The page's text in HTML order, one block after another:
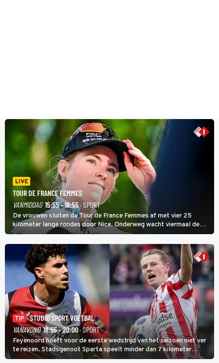
LIVE
TOUR DE FRANCE FEMMES
VANMIDDAG 15:55 - 18:55· SPORT
De vrouwen sluiten de Tour de France Femmes af met vier 25
kilometer lange rondes door Nice. Onderweg wacht viermaal de
zware Col d'Èze. Aan de finish op de Promenade des Anglais krijgt
de eindwinnaar de laatste gele trui.
TIP
STUDIO SPORT VOETBAL
VANAVOND 18:55 - 20:00· SPORT
Feyenoord hoeft voor de eerste wedstrijd van het seizoen niet ver
te reizen. Stadsgenoot Sparta speelt minder dan 7 kilometer
verderop. Feyenoord trok de Spaanse spits Nacho Ferri aan van